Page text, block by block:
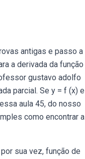
antigas e passo a
a derivada da função
gustavo adolfo
parcial. Se y = f (x) e
aula 45, do nosso
como encontrar a
sua vez, função de